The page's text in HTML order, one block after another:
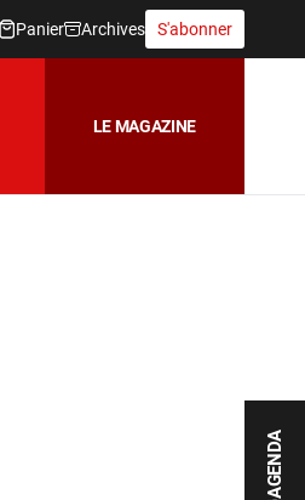
AGENDA
Panier Archives S'abonner
LE MAGAZINE